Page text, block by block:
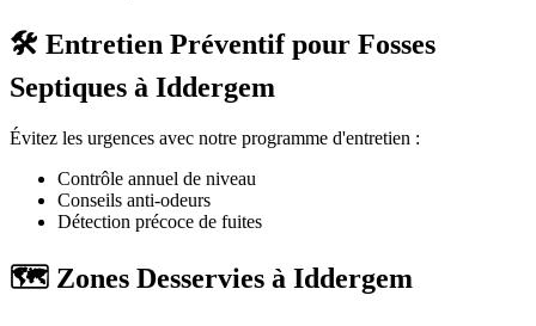
🛠️ Entretien Préventif pour Fosses
Septiques à Iddergem
Évitez les urgences avec notre programme d'entretien :
Contrôle annuel de niveau
Conseils anti-odeurs
Détection précoce de fuites
🗺️ Zones Desservies à Iddergem